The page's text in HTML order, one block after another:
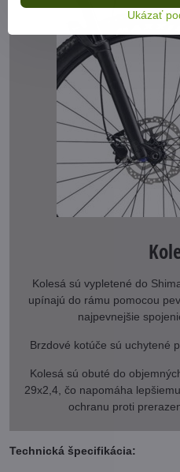
Kolesá sú vypletené do
upínajú do rámu pomocou
najpevnejšie
Brzdové kotúče sú uchytené
Kolesá sú obuté do
29x2,4, čo napomáha
ochranu proti
Technická špecifikácia:
Ukázať